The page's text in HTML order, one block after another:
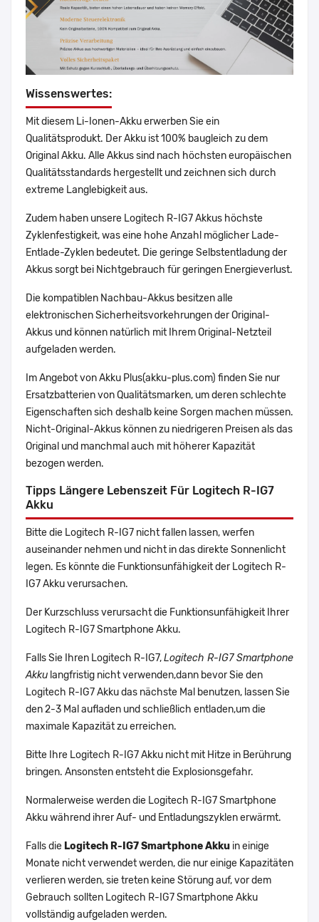
Wissenswertes:
Mit diesem Li-Ionen-Akku erwerben Sie ein
Qualitätsprodukt. Der Akku ist 100% baugleich zu dem
Original Akku. Alle Akkus sind nach höchsten europäischen
Qualitätsstandards hergestellt und zeichnen sich durch
extreme Langlebigkeit aus.
Zudem haben unsere Logitech R-IG7 Akkus höchste
Zyklenfestigkeit, was eine hohe Anzahl möglicher Lade-
Entlade-Zyklen bedeutet. Die geringe Selbstentladung der
Akkus sorgt bei Nichtgebrauch für geringen Energieverlust.
Die kompatiblen Nachbau-Akkus besitzen alle
elektronischen Sicherheitsvorkehrungen der Original-
Akkus und können natürlich mit Ihrem Original-Netzteil
aufgeladen werden.
Im Angebot von Akku Plus(akku-plus.com) finden Sie nur
Ersatzbatterien von Qualitätsmarken, um deren schlechte
Eigenschaften sich deshalb keine Sorgen machen müssen.
Nicht-Original-Akkus können zu niedrigeren Preisen als das
Original und manchmal auch mit höherer Kapazität
bezogen werden.
Tipps Längere Lebenszeit Für Logitech R-IG7
Akku
Bitte die Logitech R-IG7 nicht fallen lassen, werfen
auseinander nehmen und nicht in das direkte Sonnenlicht
legen. Es könnte die Funktionsunfähigkeit der Logitech R-
IG7 Akku verursachen.
Der Kurzschluss verursacht die Funktionsunfähigkeit Ihrer
Logitech R-IG7 Smartphone Akku.
Falls Sie Ihren Logitech R-IG7,Logitech R-IG7 Smartphone
Akku langfristig nicht verwenden,dann bevor Sie den
Logitech R-IG7 Akku das nächste Mal benutzen, lassen Sie
den 2-3 Mal aufladen und schließlich entladen,um die
maximale Kapazität zu erreichen.
Bitte Ihre Logitech R-IG7 Akku nicht mit Hitze in Berührung
bringen. Ansonsten entsteht die Explosionsgefahr.
Normalerweise werden die Logitech R-IG7 Smartphone
Akku während ihrer Auf- und Entladungszyklen erwärmt.
Falls die Logitech R-IG7 Smartphone Akku in einige
Monate nicht verwendet werden, die nur einige Kapazitäten
verlieren werden, sie treten keine Störung auf, vor dem
Gebrauch sollten Logitech R-IG7 Smartphone Akku
vollständig aufgeladen werden.